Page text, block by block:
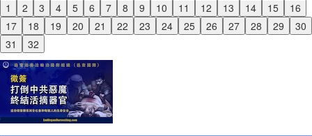
1 2 3 4 5 6 7 8 9 10 11 12 13 14 15
16
17
18 19 20 21 22 23 24 25 26 27 28 29
30
31
32
Previous
Next